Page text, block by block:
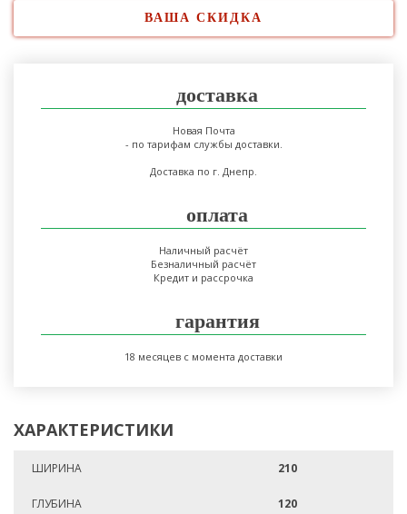
ВАША СКИДКА
доставка
Новая Почта
- по тарифам службы доставки.
Доставка по г. Днепр.
оплата
Наличный расчёт
Безналичный расчёт
Кредит и рассрочка
гарантия
18 месяцев с момента доставки
ХАРАКТЕРИСТИКИ
ШИРИНА 210
ГЛУБИНА 120